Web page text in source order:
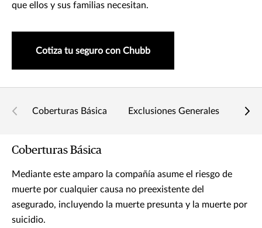
que ellos y sus familias necesitan.
Cotiza tu seguro con Chubb
Coberturas Básica Exclusiones Generales
Coberturas Básica
Mediante este amparo la compañía asume el riesgo de
muerte por cualquier causa no preexistente del
asegurado, incluyendo la muerte presunta y la muerte por
suicidio.